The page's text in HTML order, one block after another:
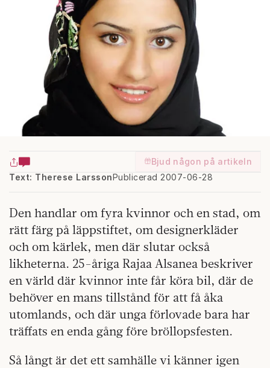
Bjud någon på artikeln
Text: Therese LarssonPublicerad 2007-06-28
Den handlar om fyra kvinnor och en stad, om
rätt färg på läppstiftet, om designerkläder
och om kärlek, men där slutar också
likheterna. 25-åriga Rajaa Alsanea beskriver
en värld där kvinnor inte får köra bil, där de
behöver en mans tillstånd för att få åka
utomlands, och där unga förlovade bara har
träffats en enda gång före bröllopsfesten.
Så långt är det ett samhälle vi känner igen